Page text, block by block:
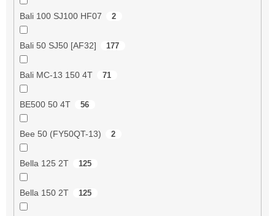
Bali 100 SJ100 HF07 2
Bali 50 SJ50 [AF32] 177
Bali MC-13 150 4T 71
BE500 50 4T 56
Bee 50 (FY50QT-13) 2
Bella 125 2T 125
Bella 150 2T 125